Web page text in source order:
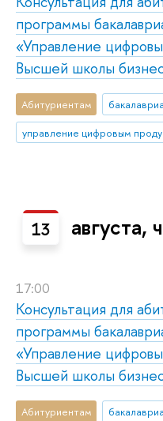
программы
«Управление
Высшей школы
Абитуриентам
управление цифровым
13 августа,
17:00
Консультация для
программы
«Управление
Высшей школы
Абитуриентам